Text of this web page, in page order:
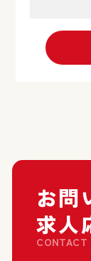
お問
求人